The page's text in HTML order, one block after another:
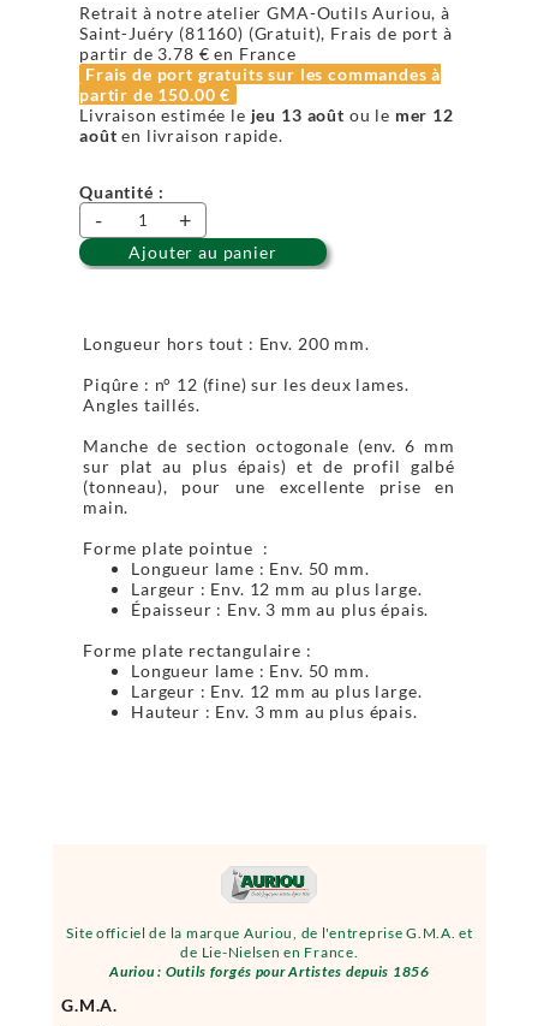
Site officiel de la marque Auriou, de l'entreprise G.M.A. et
de Lie-Nielsen en France.
Auriou : Outils forgés pour Artistes depuis 1856
G.M.A.
Retrait à notre atelier GMA-Outils Auriou, à
Saint-Juéry (81160) (Gratuit), Frais de port à
partir de 3.78 € en France
Frais de port gratuits sur les commandes à
partir de 150.00 €
Livraison estimée le jeu 13 août ou le mer 12
août en livraison rapide.
Quantité :
- +
Ajouter au panier
Longueur hors tout : Env. 200 mm.
Piqûre : n° 12 (fine) sur les deux lames.
Angles taillés.
Manche de section octogonale (env. 6 mm
sur plat au plus épais) et de profil galbé
(tonneau), pour une excellente prise en
main.
Forme plate pointue :
Longueur lame : Env. 50 mm.
Largeur : Env. 12 mm au plus large.
Épaisseur : Env. 3 mm au plus épais.
Forme plate rectangulaire :
Longueur lame : Env. 50 mm.
Largeur : Env. 12 mm au plus large.
Hauteur : Env. 3 mm au plus épais.